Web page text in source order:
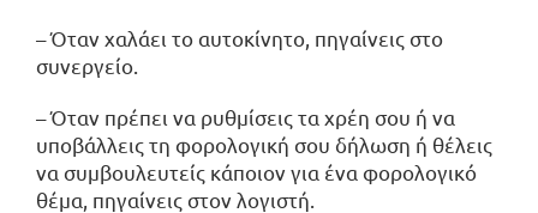
– Όταν χαλάει το αυτοκίνητο, πηγαίνεις στο
συνεργείο.
– Όταν πρέπει να ρυθμίσεις τα χρέη σου ή να
υποβάλλεις τη φορολογική σου δήλωση ή θέλεις
να συμβουλευτείς κάποιον για ένα φορολογικό
θέμα, πηγαίνεις στον λογιστή.